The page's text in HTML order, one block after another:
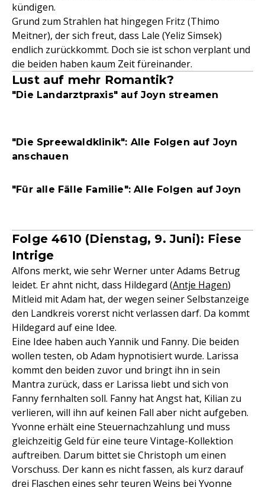
kündigen.
Grund zum Strahlen hat hingegen Fritz (Thimo
Meitner), der sich freut, dass Lale (Yeliz Simsek)
endlich zurückkommt. Doch sie ist schon verplant und
die beiden haben kaum Zeit füreinander.
Lust auf mehr Romantik?
"Die Landarztpraxis" auf Joyn streamen
"Die Spreewaldklinik": Alle Folgen auf Joyn
anschauen
"Für alle Fälle Familie": Alle Folgen auf Joyn
Folge 4610 (Dienstag, 9. Juni): Fiese
Intrige
Alfons merkt, wie sehr Werner unter Adams Betrug
leidet. Er ahnt nicht, dass Hildegard (Antje Hagen)
Mitleid mit Adam hat, der wegen seiner Selbstanzeige
den Landkreis vorerst nicht verlassen darf. Da kommt
Hildegard auf eine Idee.
Eine Idee haben auch Yannik und Fanny. Die beiden
wollen testen, ob Adam hypnotisiert wurde. Larissa
kommt den beiden zuvor und bringt ihn in sein
Mantra zurück, dass er Larissa liebt und sich von
Fanny fernhalten soll. Fanny hat Angst hat, Kilian zu
verlieren, will ihn auf keinen Fall aber nicht aufgeben.
Yvonne erhält eine Steuernachzahlung und muss
gleichzeitig Geld für eine teure Vintage-Kollektion
auftreiben. Darum bittet sie Christoph um einen
Vorschuss. Der kann es nicht fassen, als kurz darauf
drei Flaschen eines sehr teuren Weins bei Yvonne